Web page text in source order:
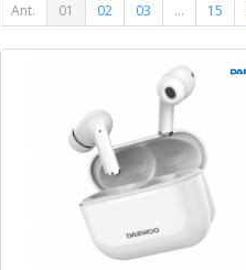
Ant. 01 02 03 ... 15